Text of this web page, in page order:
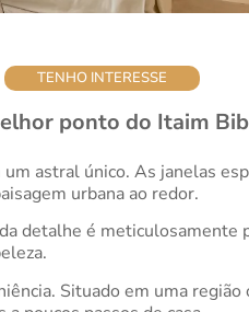
TENHO INTERESSE
ponto do Itaim
astral único. As janelas
urbana ao redor.
detalhe é meticulosamente
Situado em uma